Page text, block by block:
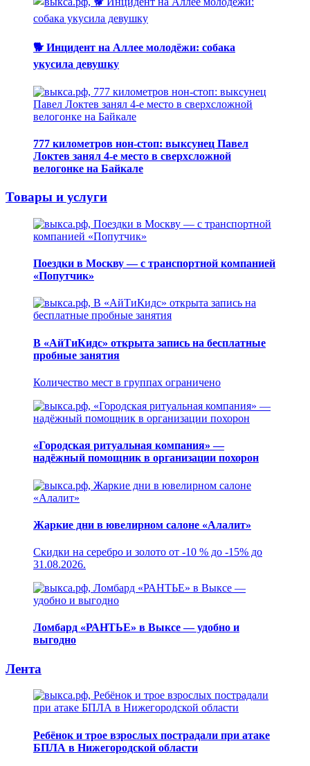
🐕 Инцидент на Аллее молодёжи: собака
укусила девушку
777 километров нон-стоп: выксунец Павел
Локтев занял 4-е место в сверхсложной
велогонке на Байкале
Товары и услуги
Поездки в Москву — с транспортной компанией
«Попутчик»
В «АйТиКидс» открыта запись на бесплатные
пробные занятия
Количество мест в группах ограничено
«Городская ритуальная компания» —
надёжный помощник в организации похорон
Жаркие дни в ювелирном салоне «Алалит»
Скидки на серебро и золото от -10 % до -15% до
31.08.2026.
Ломбард «РАНТЬЕ» в Выксе — удобно и
выгодно
Лента
Ребёнок и трое взрослых пострадали при атаке
БПЛА в Нижегородской области